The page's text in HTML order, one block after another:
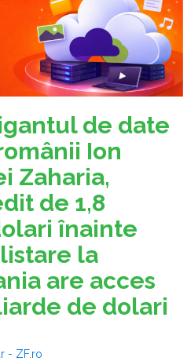
de date
Ion
Zaharia,
de 1,8
înainte
la
are acces
de dolari
- ZF.ro